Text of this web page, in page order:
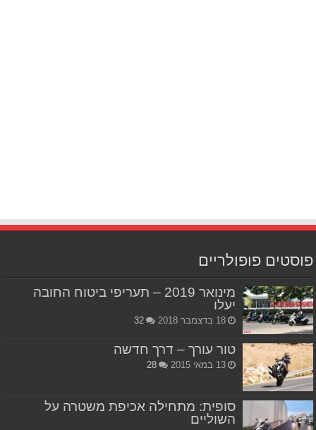
פוסטים פופולריים
מינואר 2019 – תעריפי ביטוח החובה
יעלו
18 בדצמבר 2018 32
טור עורך – דרך חדשה
13 במאי 2015 28
סופית: מתחילה אכיפת משטרה על
השוליים